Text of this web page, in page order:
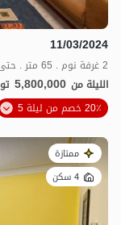
11/03/2024
2 غرفة نوم . 65 متر . حتى 5 ضيف
الليلة من 5,800,000
20٪ خصم من ليلة 5
ممتازة
4 سكن